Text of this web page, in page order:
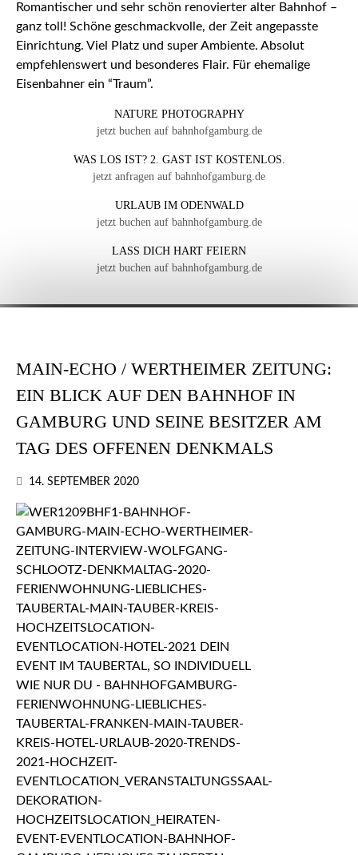
Romantischer und sehr schön renovierter alter Bahnhof –
ganz toll! Schöne geschmackvolle, der Zeit angepasste
Einrichtung. Viel Platz und super Ambiente. Absolut
empfehlenswert und besonderes Flair. Für ehemalige
Eisenbahner ein “Traum”.
NATURE PHOTOGRAPHY
jetzt buchen auf bahnhofgamburg.de
WAS LOS IST? 2. GAST IST KOSTENLOS.
jetzt anfragen auf bahnhofgamburg.de
URLAUB IM ODENWALD
jetzt buchen auf bahnhofgamburg.de
LASS DICH HART FEIERN
jetzt buchen auf bahnhofgamburg.de
MAIN-ECHO / WERTHEIMER ZEITUNG:
EIN BLICK AUF DEN BAHNHOF IN
GAMBURG UND SEINE BESITZER AM
TAG DES OFFENEN DENKMALS
14. SEPTEMBER 2020